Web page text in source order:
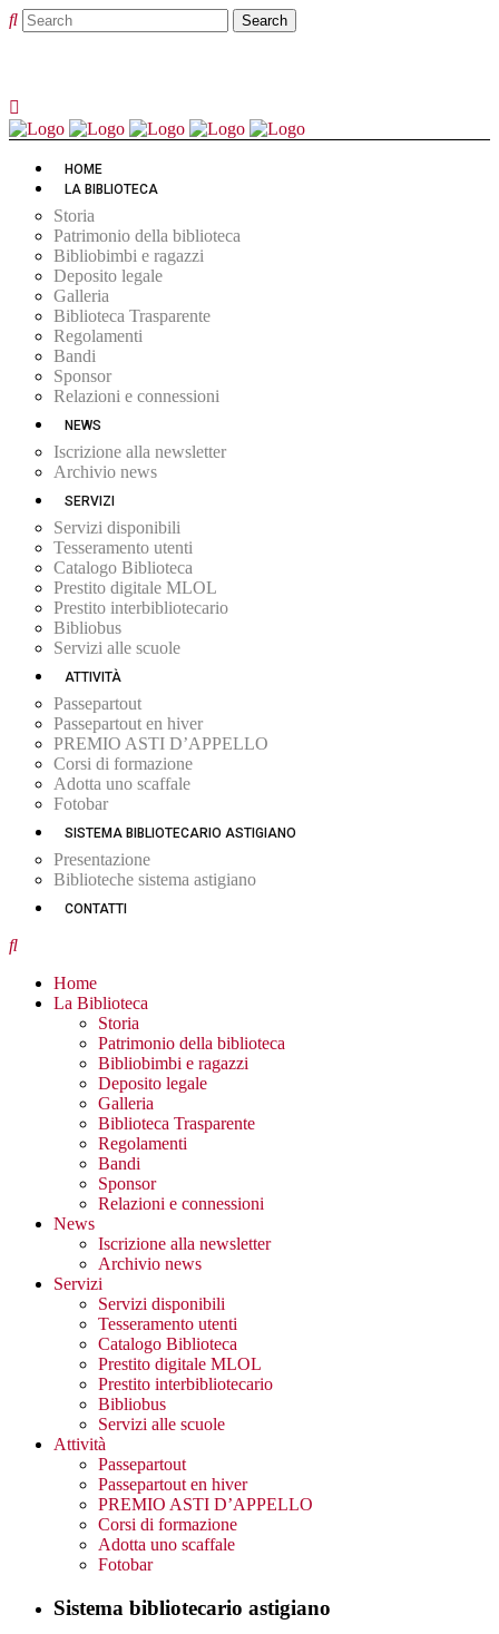
HOME
LA BIBLIOTECA
Storia
Patrimonio della biblioteca
Bibliobimbi e ragazzi
Deposito legale
Galleria
Biblioteca Trasparente
Regolamenti
Bandi
Sponsor
Relazioni e connessioni
NEWS
Iscrizione alla newsletter
Archivio news
SERVIZI
Servizi disponibili
Tesseramento utenti
Catalogo Biblioteca
Prestito digitale MLOL
Prestito interbibliotecario
Bibliobus
Servizi alle scuole
ATTIVITÀ
Passepartout
Passepartout en hiver
PREMIO ASTI D’APPELLO
Corsi di formazione
Adotta uno scaffale
Fotobar
SISTEMA BIBLIOTECARIO ASTIGIANO
Presentazione
Biblioteche sistema astigiano
CONTATTI
Home
La Biblioteca
Storia
Patrimonio della biblioteca
Bibliobimbi e ragazzi
Deposito legale
Galleria
Biblioteca Trasparente
Regolamenti
Bandi
Sponsor
Relazioni e connessioni
News
Iscrizione alla newsletter
Archivio news
Servizi
Servizi disponibili
Tesseramento utenti
Catalogo Biblioteca
Prestito digitale MLOL
Prestito interbibliotecario
Bibliobus
Servizi alle scuole
Attività
Passepartout
Passepartout en hiver
PREMIO ASTI D’APPELLO
Corsi di formazione
Adotta uno scaffale
Fotobar
Sistema bibliotecario astigiano